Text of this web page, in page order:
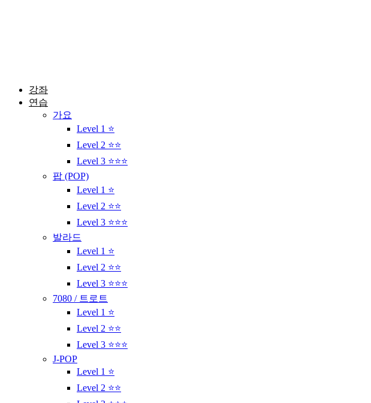
강좌
연습
가요
Level 1 ⭐
Level 2 ⭐⭐
Level 3 ⭐⭐⭐
팝 (POP)
Level 1 ⭐
Level 2 ⭐⭐
Level 3 ⭐⭐⭐
발라드
Level 1 ⭐
Level 2 ⭐⭐
Level 3 ⭐⭐⭐
7080 / 트로트
Level 1 ⭐
Level 2 ⭐⭐
Level 3 ⭐⭐⭐
J-POP
Level 1 ⭐
Level 2 ⭐⭐